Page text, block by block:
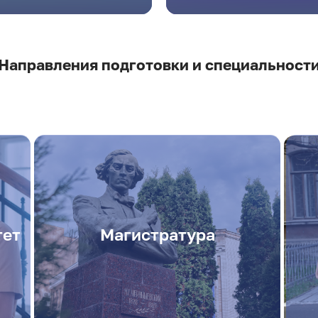
подготовки и
Магистратура
Магистратура
.
Подробнее